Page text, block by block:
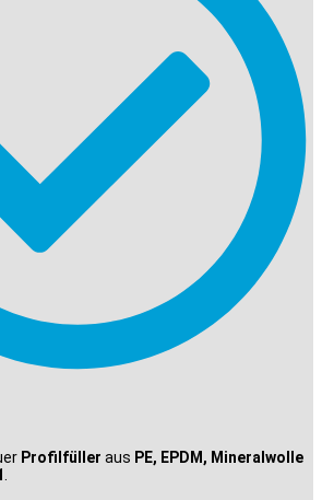
Profilfüller aus PE, EPDM, Mineralwolle
.